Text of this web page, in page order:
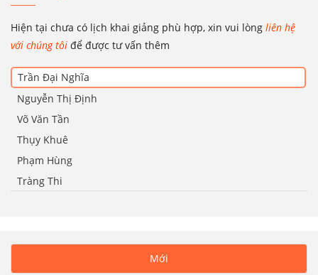
Hiện tại chưa có lịch khai giảng phù hợp, xin vui lòng liên hệ
với chúng tôi để được tư vấn thêm
Trần Đại Nghĩa
Nguyễn Thị Định
Võ Văn Tần
Thụy Khuê
Phạm Hùng
Tràng Thi
Mới